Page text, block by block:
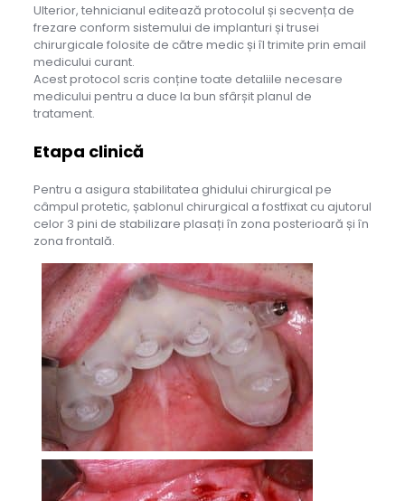
Ulterior, tehnicianul editează protocolul și secvența de
frezare conform sistemului de implanturi și trusei
chirurgicale folosite de către medic și îl trimite prin email
medicului curant.
Acest protocol scris conține toate detaliile necesare
medicului pentru a duce la bun sfârșit planul de
tratament.
Etapa clinică
Pentru a asigura stabilitatea ghidului chirurgical pe
câmpul protetic, șablonul chirurgical a fostfixat cu ajutorul
celor 3 pini de stabilizare plasați în zona posterioară și în
zona frontală.